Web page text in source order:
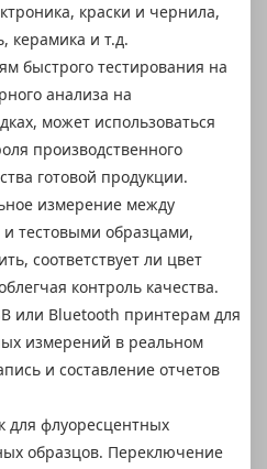
краски и чернила,
керамика и т.д.
быстрого тестирования на
анализа на
может использоваться
производственного
готовой продукции.
измерение между
тестовыми образцами,
соответствует ли цвет
контроль качества.
или Bluetooth принтерам для
измерений в реальном
и составление отчетов
для флуоресцентных
образцов. Переключение